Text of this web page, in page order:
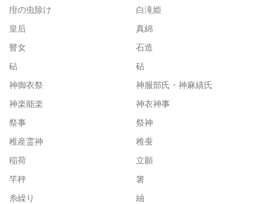
疳の虫除け
白滝姫
皇后
真綿
瞽女
石造
砧
砧
神御衣祭
神服部氏・神麻績氏
神楽能楽
神衣神事
祭事
祭神
稚産霊神
稚蚕
稲荷
立願
竿秤
箸
糸繰り
紬